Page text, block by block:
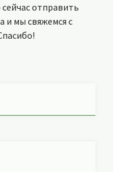
отправить
и мы свяжемся с